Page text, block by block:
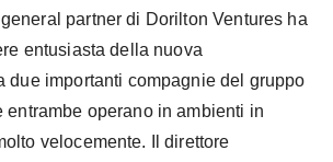
partner di Dorilton Ventures ha
entusiasta della nuova
due importanti compagnie del gruppo
entrambe operano in ambienti in
velocemente. Il direttore